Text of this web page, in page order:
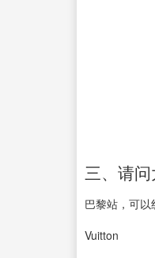
三、请
巴黎站，可
Vuitton